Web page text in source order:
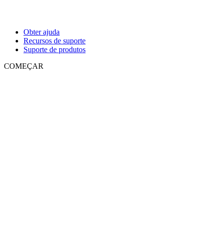
Obter ajuda
Recursos de suporte
Suporte de produtos
COMEÇAR